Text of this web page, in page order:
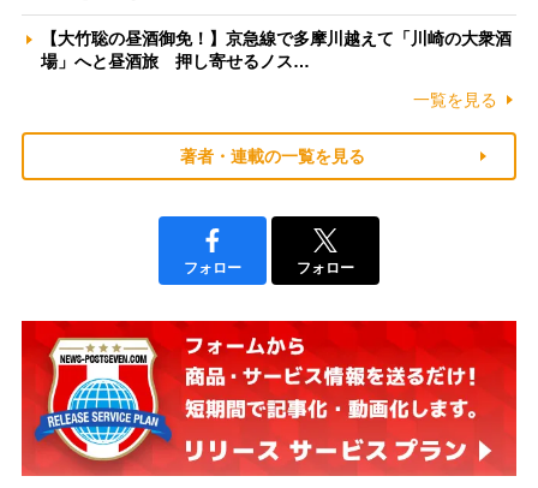
【大竹聡の昼酒御免！】京急線で多摩川越えて「川崎の大衆酒
場」へと昼酒旅 押し寄せるノス…
一覧を見る
著者・連載の一覧を見る
フォロー フォロー